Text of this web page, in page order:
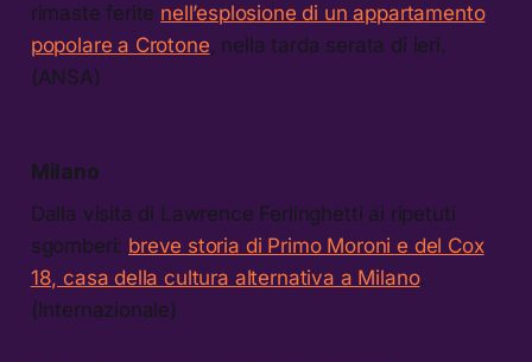
rimaste ferite nell’esplosione di un appartamento
popolare a Crotone, nella tarda serata di ieri.
(ANSA)
Milano
Dalla visita di Lawrence Ferlinghetti ai ripetuti
sgomberi: breve storia di Primo Moroni e del Cox
18, casa della cultura alternativa a Milano.
(Internazionale)